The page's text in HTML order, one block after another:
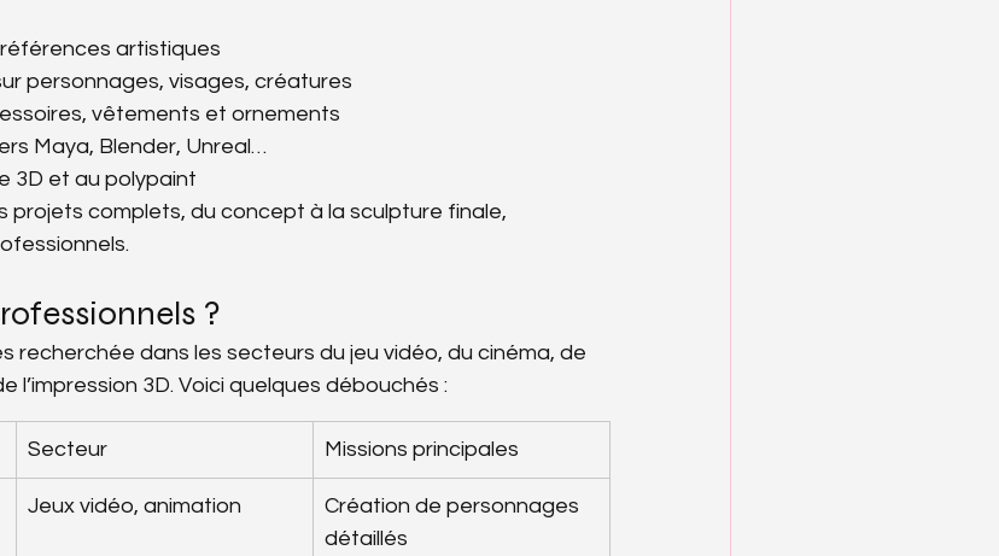
artistiques
personnages, visages, créatures
vêtements et ornements
Maya, Blender, Unreal…
3D et au polypaint
projets complets, du concept à la sculpture finale,
?
recherchée dans les secteurs du jeu vidéo, du cinéma, de
l’impression 3D. Voici quelques débouchés :
Secteur Missions principales
Jeux vidéo, animation
Création de personnages
détaillés